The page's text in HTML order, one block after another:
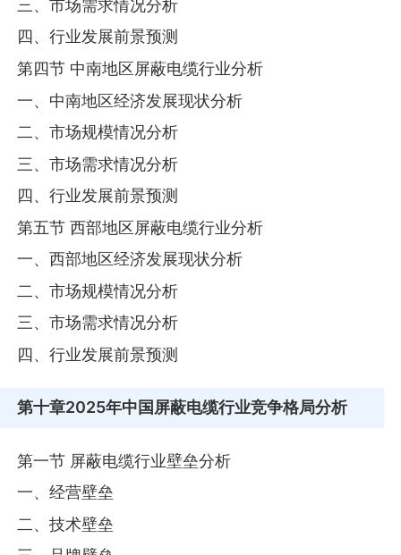
三、市场需求情况分析
四、行业发展前景预测
第四节 中南地区屏蔽电缆行业分析
一、中南地区经济发展现状分析
二、市场规模情况分析
三、市场需求情况分析
四、行业发展前景预测
第五节 西部地区屏蔽电缆行业分析
一、西部地区经济发展现状分析
二、市场规模情况分析
三、市场需求情况分析
四、行业发展前景预测
第十章2025年中国屏蔽电缆行业竞争格局分析
第一节 屏蔽电缆行业壁垒分析
一、经营壁垒
二、技术壁垒